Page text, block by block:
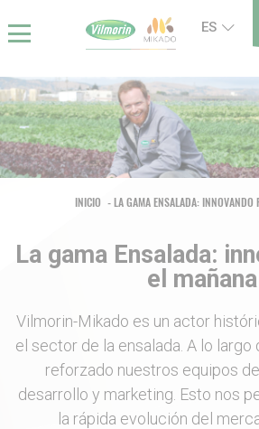
to
content
ES
Breadcrumb
INICIO LA GAMA ENSALADA: INNOVANDO
La gama Ensalada:
el mañana
Vilmorin-Mikado es un actor
el sector de la ensalada. A lo largo
reforzado nuestros equipos
desarrollo y marketing. Esto nos
la rápida evolución del